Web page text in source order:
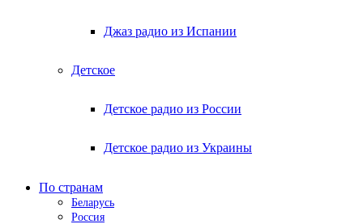
Джаз радио из Испании
Детское
Детское радио из России
Детское радио из Украины
По странам
Беларусь
Россия